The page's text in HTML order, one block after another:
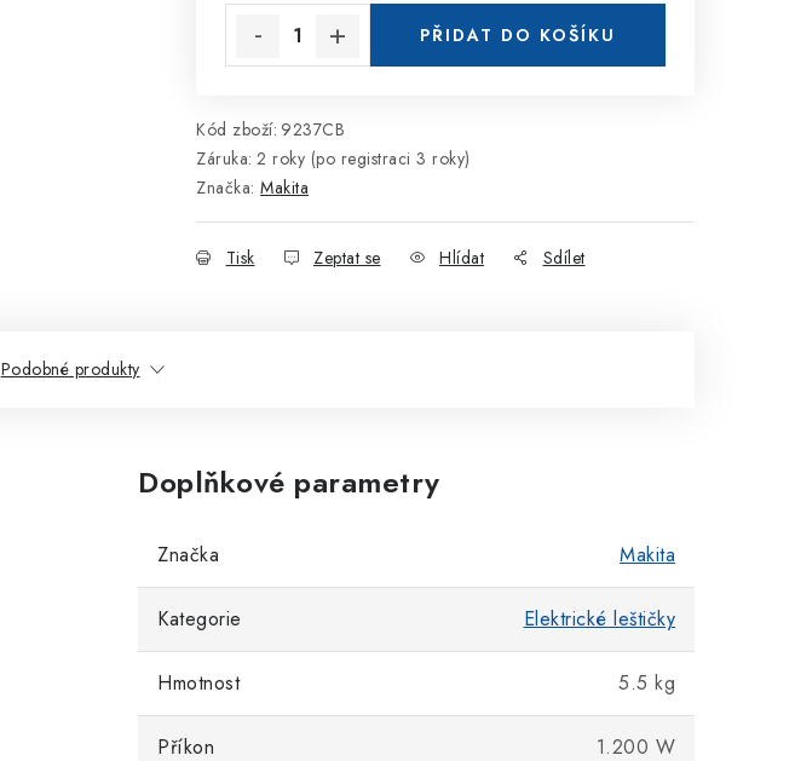
PŘIDAT DO KOŠÍKU
Kód zboží: 9237CB
Záruka: 2 roky (po registraci 3 roky)
Značka: Makita
Tisk Zeptat se Hlídat Sdílet
Podobné produkty
Doplňkové parametry
Značka Makita
Kategorie Elektrické leštičky
Hmotnost 5.5 kg
Příkon 1.200 W